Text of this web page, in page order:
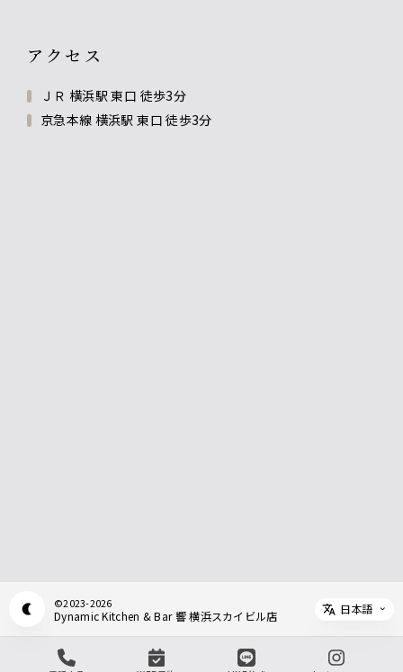
アクセス
ＪＲ 横浜駅 東口 徒歩3分
京急本線 横浜駅 東口 徒歩3分
©2023-2026
Dynamic Kitchen & Bar 響 横浜スカイビル店 Select
日本語
Appearance mode switch